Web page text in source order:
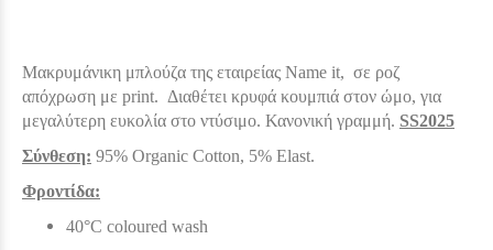
Μακρυμάνικη μπλούζα της εταιρείας Name it, σε ροζ
απόχρωση με print. Διαθέτει κρυφά κουμπιά στον ώμο, για
μεγαλύτερη ευκολία στο ντύσιμο. Κανονική γραμμή. SS2025
Σύνθεση: 95% Organic Cotton, 5% Elast.
Φροντίδα:
40°C coloured wash